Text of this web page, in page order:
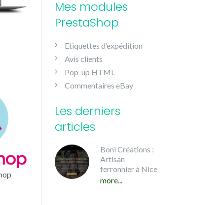
Mes modules
PrestaShop
Etiquettes d’expédition
Avis clients
Pop-up HTML
Commentaires eBay
Les derniers
articles
Boni Créations :
Artisan
ferronnier à Nice
more...